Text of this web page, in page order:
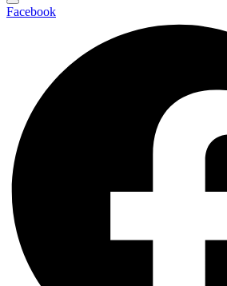
Facebook